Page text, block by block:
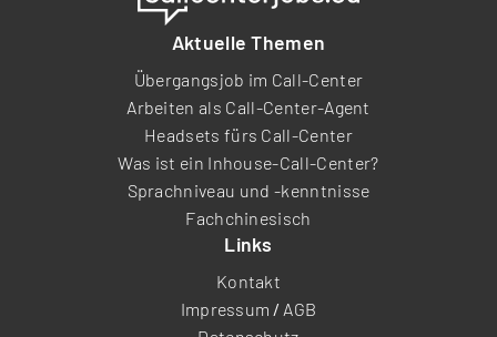
Aktuelle Themen
Übergangsjob im Call-Center
Arbeiten als Call-Center-Agent
Headsets fürs Call-Center
Was ist ein Inhouse-Call-Center?
Sprachniveau und -kenntnisse
Fachchinesisch
Links
Kontakt
Impressum / AGB